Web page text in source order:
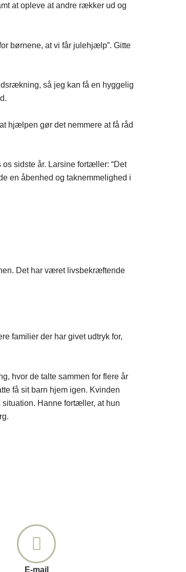
at opleve at andre rækker ud og
børnene, at vi får julehjælp”. Gitte
så jeg kan få en hyggelig
hjælpen gør det nemmere at få råd
sidste år. Larsine fortæller: “Det
en åbenhed og taknemmelighed i
Det har været livsbekræftende
familier der har givet udtryk for,
hvor de talte sammen for flere år
få sit barn hjem igen. Kvinden
Hanne fortæller, at hun
E-mail